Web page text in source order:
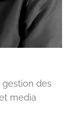
des
media